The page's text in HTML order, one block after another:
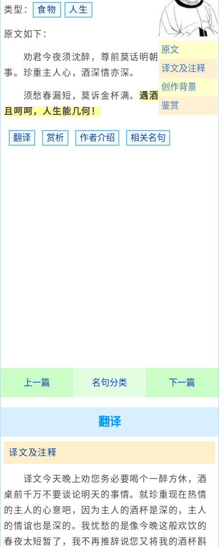
原文
译文及注释
创作背景
鉴赏
类型： 食物 人生
原文如下：
劝君今夜须沈醉，尊前莫话明朝
事。珍重主人心，酒深情亦深。
须愁春漏短，莫诉金杯满。遇酒
且呵呵，人生能几何！
翻译 赏析 作者介绍 相关名句
上一篇 名句分类 下一篇
翻译
译文及注释
译文今天晚上劝您务必要喝个一醉方休，酒
桌前千万不要谈论明天的事情。就珍重现在热情
的主人的心意吧，因为主人的酒杯是深的，主人
的情谊也是深的。我忧愁的是像今晚这般欢饮的
春夜太短暂了，我不再推辞说您又将我的酒杯斟